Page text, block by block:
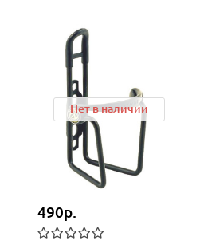
Нет в наличии
490р.